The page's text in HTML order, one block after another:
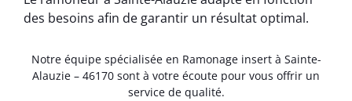
des besoins afin de garantir un résultat optimal.
Notre équipe spécialisée en Ramonage insert à Sainte-
Alauzie – 46170 sont à votre écoute pour vous offrir un
service de qualité.